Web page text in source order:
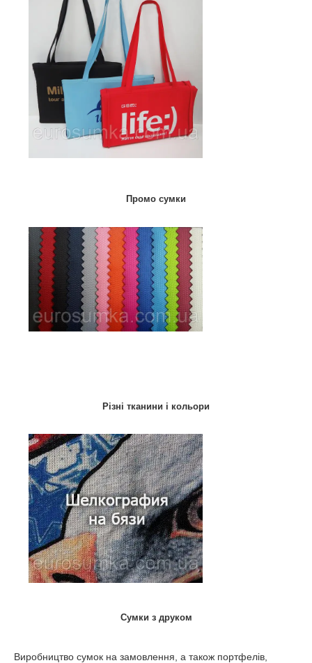
Промо сумки
Різні тканини і кольори
Сумки з друком
Виробництво сумок на замовлення, а також портфелів,